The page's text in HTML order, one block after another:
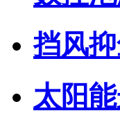
挡风
太阳